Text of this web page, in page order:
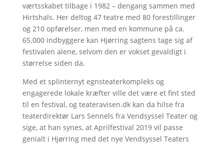
værtsskabet tilbage i 1982 – dengang sammen med
Hirtshals. Her deltog 47 teatre med 80 forestillinger
og 210 opførelser, men med en kommune på ca.
65.000 indbyggere kan Hjørring sagtens tage sig af
festivalen alene, selvom den er vokset gevaldigt i
størrelse siden da.
Med et splinternyt egnsteaterkompleks og
engagerede lokale kræfter ville det være et fint sted
til en festival, og teateravisen.dk kan da hilse fra
teaterdirektør Lars Sennels fra Vendsyssel Teater og
sige, at han synes, at Aprilfestival 2019 vil passe
genialt i Hjørring med det nye Vendsyssel Teaters